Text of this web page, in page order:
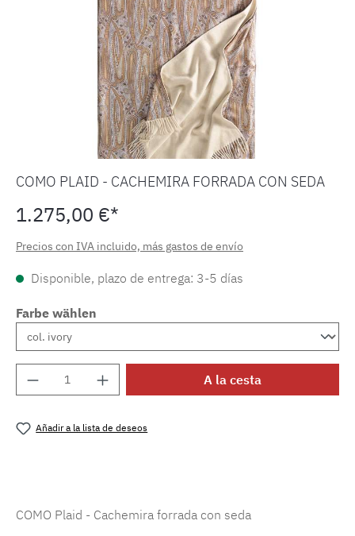
COMO PLAID - CACHEMIRA FORRADA CON SEDA
1.275,00 €*
Precios con IVA incluido, más gastos de envío
Disponible, plazo de entrega: 3-5 días
Farbe wählen
Cantidad del producto: introduce la
A la cesta
Añadir a la lista de deseos
COMO Plaid - Cachemira forrada con seda